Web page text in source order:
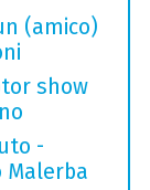
(amico)
show
-
Malerba